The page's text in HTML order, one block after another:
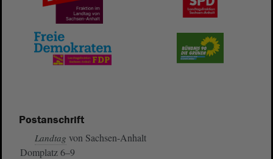
Postanschrift
Landtag von Sachsen-Anhalt
Domplatz 6–9